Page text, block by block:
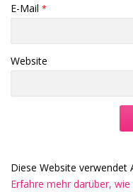
E-Mail *
Website
Diese Website verwendet
Erfahre mehr darüber,